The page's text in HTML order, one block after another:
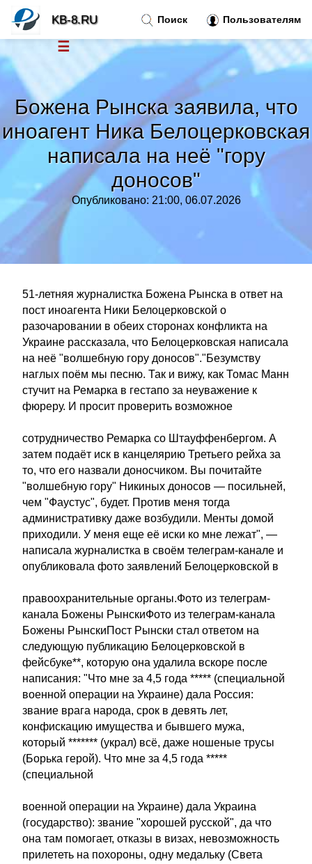
Божена Рынска заявила, что
иноагент Ника Белоцерковская
написала на неё "гору
доносов"
Опубликовано: 21:00, 06.07.2026
51-летняя журналистка Божена Рынска в ответ на
пост иноагента Ники Белоцерковской о
разочаровании в обеих сторонах конфликта на
Украине рассказала, что Белоцерковская написала
на неё "волшебную гору доносов"."Безумству
наглых поём мы песню. Так и вижу, как Томас Манн
стучит на Ремарка в гестапо за неуважение к
фюреру. И просит проверить возможное
сотрудничество Ремарка со Штауффенбергом. А
затем подаёт иск в канцелярию Третьего рейха за
то, что его назвали доносчиком. Вы почитайте
"волшебную гору" Никиных доносов — посильней,
чем "Фаустус", будет. Против меня тогда
административку даже возбудили. Менты домой
приходили. У меня еще её иски ко мне лежат", —
написала журналистка в своём телеграм-канале и
опубликовала фото заявлений Белоцерковской в
правоохранительные органы.Фото из телеграм-
канала Божены РынскиФото из телеграм-канала
Божены РынскиПост Рынски стал ответом на
следующую публикацию Белоцерковской в
фейсбуке**, которую она удалила вскоре после
написания: "Что мне за 4,5 года ***** (специальной
военной операции на Украине) дала Россия:
звание врага народа, срок в девять лет,
конфискацию имущества и бывшего мужа,
который ******* (украл) всё, даже ношеные трусы
(Борька герой). Что мне за 4,5 года *****
(специальной
военной операции на Украине) дала Украина
(государство): звание "хорошей русской", да что
она там помогает, отказы в визах, невозможность
прилететь на похороны, одну медальку (Света
Поиск Пользователям
KB-8.RU
☰
Тренды новостей»
Рубрики»
Правила »